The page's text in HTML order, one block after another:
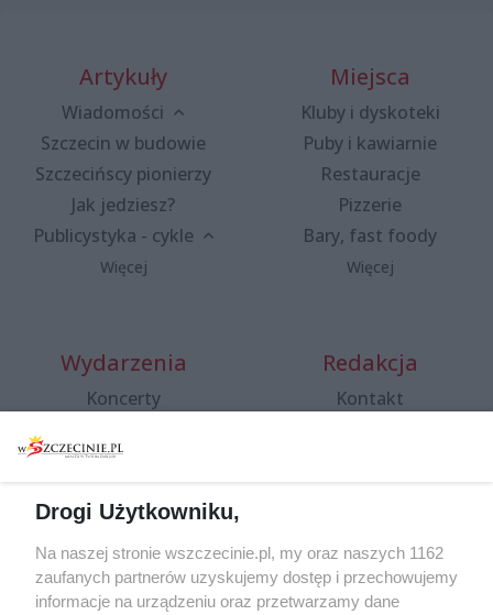
Artykuły
Wiadomości
Szczecin w budowie
Szczecińscy pionierzy
Jak jedziesz?
Publicystyka - cykle
Więcej
Miejsca
Kluby i dyskoteki
Puby i kawiarnie
Restauracje
Pizzerie
Bary, fast foody
Więcej
Wydarzenia
Koncerty
Spacery i oprowadzania
targi
Wernisaże
Więcej
Redakcja
Kontakt
Specjalny koncert z okazji
20. urodzin portalu
wSzczecinie.pl
Drogi Użytkowniku,
Na naszej stronie wszczecinie.pl, my oraz naszych 1162
zaufanych partnerów uzyskujemy dostęp i przechowujemy
informacje na urządzeniu oraz przetwarzamy dane